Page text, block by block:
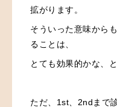
拡がります。
そういった意味から
ることは、
とても効果的かな、
ただ、1st、2ndまで